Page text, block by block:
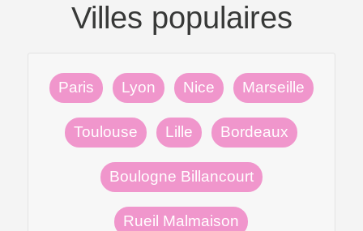
Villes populaires
Paris Lyon Nice Marseille
Toulouse Lille Bordeaux
Boulogne Billancourt
Rueil Malmaison